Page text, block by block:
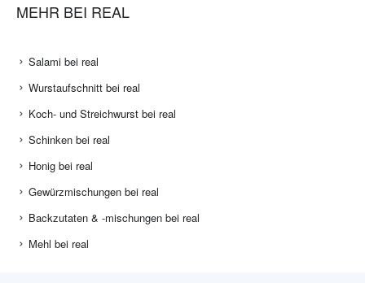
MEHR BEI REAL
Salami bei real
Wurstaufschnitt bei real
Koch- und Streichwurst bei real
Schinken bei real
Honig bei real
Gewürzmischungen bei real
Backzutaten & -mischungen bei real
Mehl bei real